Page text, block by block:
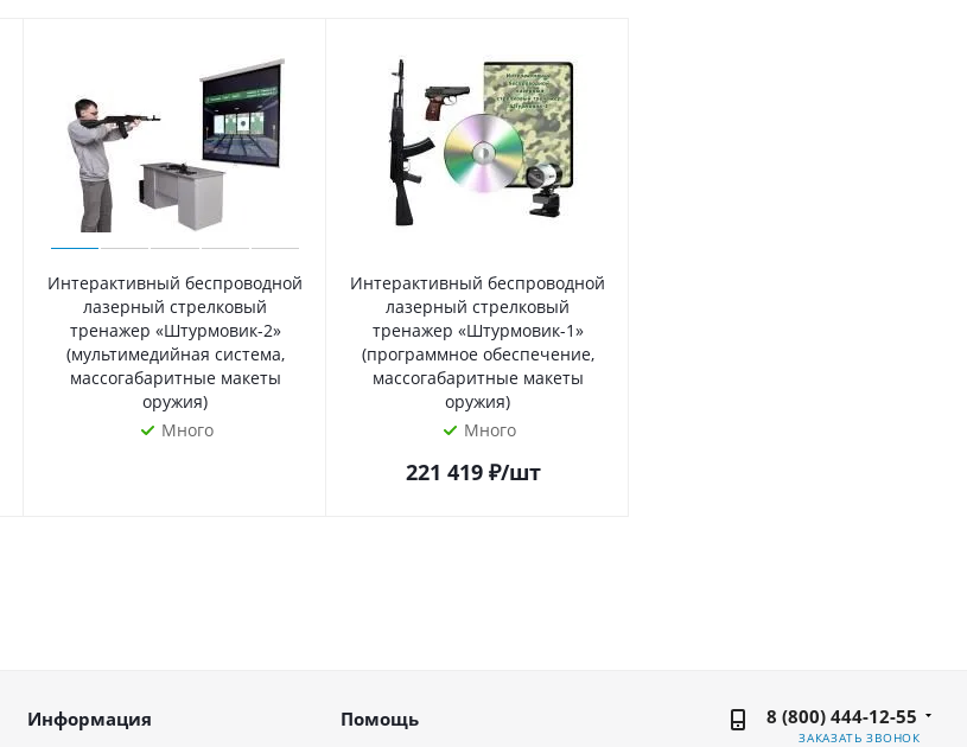
Интерактивный беспроводной
лазерный стрелковый
тренажер «Штурмовик-2»
(мультимедийная система,
массогабаритные макеты
оружия)
Много
Интерактивный беспроводной
лазерный стрелковый
тренажер «Штурмовик-1»
(программное обеспечение,
массогабаритные макеты
оружия)
Много
221 419 ₽/шт
Информация Помощь 8 (800) 444-12-55
ЗАКАЗАТЬ ЗВОНОК